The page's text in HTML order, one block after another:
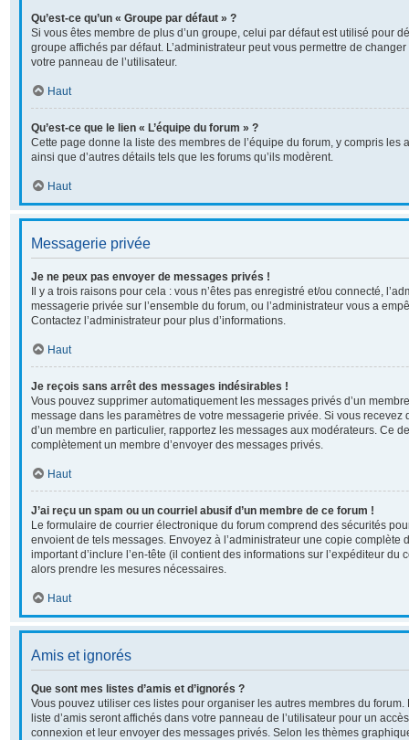
Qu’est-ce qu’un « Groupe par défaut » ?
Si vous êtes membre de plus d’un groupe, celui par défaut est utilisé pour
groupe affichés par défaut. L’administrateur peut vous permettre de
votre panneau de l’utilisateur.
Haut
Qu’est-ce que le lien « L’équipe du forum » ?
Cette page donne la liste des membres de l’équipe du forum, y compris les
ainsi que d’autres détails tels que les forums qu’ils modèrent.
Haut
Messagerie privée
Je ne peux pas envoyer de messages privés !
Il y a trois raisons pour cela : vous n’êtes pas enregistré et/ou connecté,
messagerie privée sur l’ensemble du forum, ou l’administrateur vous a
Contactez l’administrateur pour plus d’informations.
Haut
Je reçois sans arrêt des messages indésirables !
Vous pouvez supprimer automatiquement les messages privés d’un
message dans les paramètres de votre messagerie privée. Si vous recevez
d’un membre en particulier, rapportez les messages aux modérateurs. Ce
complètement un membre d’envoyer des messages privés.
Haut
J’ai reçu un spam ou un courriel abusif d’un membre de ce forum !
Le formulaire de courrier électronique du forum comprend des sécurités
envoient de tels messages. Envoyez à l’administrateur une copie complète
important d’inclure l’en-tête (il contient des informations sur l’expéditeur du
alors prendre les mesures nécessaires.
Haut
Amis et ignorés
Que sont mes listes d’amis et d’ignorés ?
Vous pouvez utiliser ces listes pour organiser les autres membres du
liste d’amis seront affichés dans votre panneau de l’utilisateur pour un
connexion et leur envoyer des messages privés. Selon les thèmes